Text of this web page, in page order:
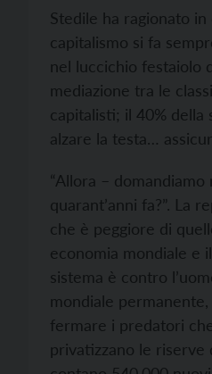
Stedile ha ragionato
capitalismo si fa
nel luccichio festaiolo
mediazione tra le
capitalisti; il 40% della
alzare la testa…
“Allora –
quarant’anni fa?”. La
che è peggiore di
economia mondiale e
sistema è contro
mondiale permanente,
fermare i predatori
privatizzano le riserve